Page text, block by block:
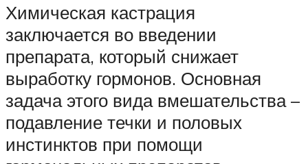
Химическая кастрация
заключается во введении
препарата, который снижает
выработку гормонов. Основная
задача этого вида вмешательства –
подавление течки и половых
инстинктов при помощи